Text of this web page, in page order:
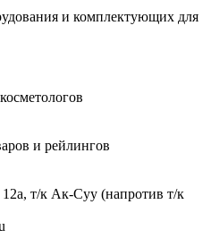
и комплектующих для
и рейлингов
т/к Ак-Суу (напротив т/к